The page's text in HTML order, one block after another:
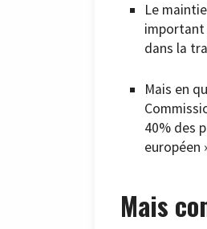
Le
important
dans la
Mais en
40% des
européen
Mais